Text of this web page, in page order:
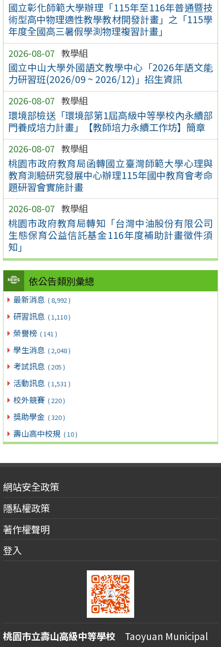
國立彰化師範大學辦理「115年至116年普通暨技
術型高中物理適性教學教材開發計畫」之「115學
年度全國高三暑假學測物理複習計畫」
2026-08-07 教學組
國立中山大學外國語文教學中心「2026年語文能
力研習班(2026/09 ~ 2026/12)」招生資訊
2026-08-07 教學組
環境部檢送「環境部第1屆高級中等學校內永續部
門養成培力計畫」【教師培力永續工作坊】簡章
2026-08-07 教學組
桃園市政府教育局函轉國立臺灣師範大學心理與
教育測驗研究發展中心辦理115年國中教育會考命
題研習會實施計畫
2026-08-07 教學組
桃園市政府教育局轉知「台灣中油股份有限公司
生態保育公益信託基金116年度補助計畫徵件須
知」
依公告類別彙總
最新消息 ( 8,992 )
研習訊息 ( 1,110 )
榮譽榜 ( 141 )
學生消息 ( 2,048 )
考試訊息 ( 205 )
活動訊息 ( 1,531 )
校外競賽 ( 220 )
獎助學金 ( 320 )
壽山高中校規 ( 10 )
網站安全政策
隱私權政策
著作權聲明
登入
桃園市立壽山高級中等學校 Taoyuan Municipal